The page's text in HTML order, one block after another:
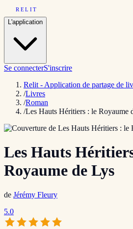
RELIT
L'application
Se connecterS'inscrire
Relit - Application de partage de
/Livres
/Roman
/Les Hauts Héritiers : le Royaume
Les Hauts
Royaume de Lys
de Jérémy Fleury
5.0